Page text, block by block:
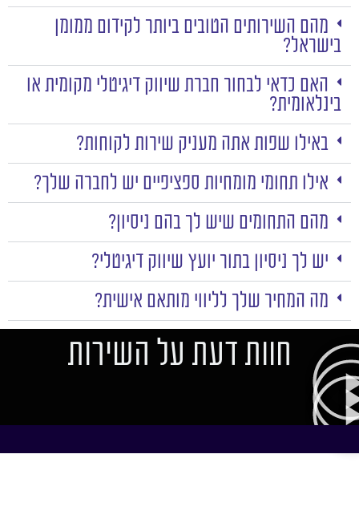
מהם השירותים הטובים ביותר לקידום ממומן
בישראל?
האם כדאי לבחור חברת שיווק דיגיטלי מקומית או
בינלאומית?
באילו שפות אתה מעניק שירות לקוחות?
אילו תחומי מומחיות ספציפיים יש לחברה שלך?
מהם התחומים שיש לך בהם ניסיון?
יש לך ניסיון בתור יועץ שיווק דיגיטלי?
מה המחיר שלך לליווי מותאם אישית?
חוות דעת על השירות